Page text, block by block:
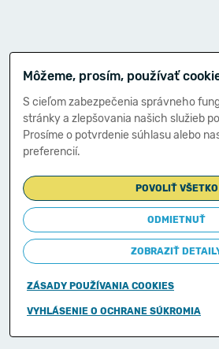
Môžeme, prosím, používať
S cieľom zabezpečenia správneho
stránky a zlepšovania našich služieb
Prosíme o potvrdenie súhlasu alebo
preferencií.
POVOLIŤ VŠETKO
ODMIETNUŤ
ZOBRAZIŤ
ZÁSADY POUŽÍVANIA COOKIES
VYHLÁSENIE O OCHRANE SÚKROMIA
Copyright © 2011-